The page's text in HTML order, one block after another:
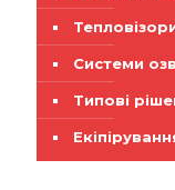
Системи
Типові